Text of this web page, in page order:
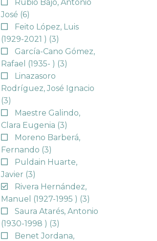
Rubio Bajo, Antonio
José (6)
Feito López, Luis
(1929-2021 ) (3)
García-Cano Gómez,
Rafael (1935- ) (3)
Linazasoro
Rodríguez, José Ignacio
(3)
Maestre Galindo,
Clara Eugenia (3)
Moreno Barberá,
Fernando (3)
Puldain Huarte,
Javier (3)
Rivera Hernández,
Manuel (1927-1995 ) (3)
Saura Atarés, Antonio
(1930-1998 ) (3)
Benet Jordana,